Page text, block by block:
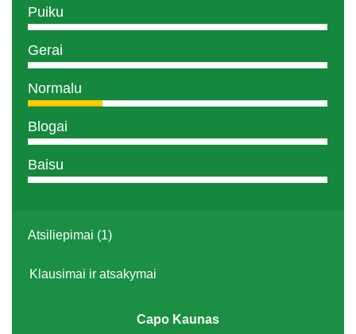
Puiku
Gerai
Normalu
Blogai
Baisu
Atsiliepimai (1)
Klausimai ir atsakymai
Capo Kaunas